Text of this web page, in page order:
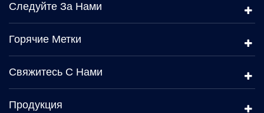
Следуйте За Нами
Горячие Метки
Свяжитесь С Нами
Продукция